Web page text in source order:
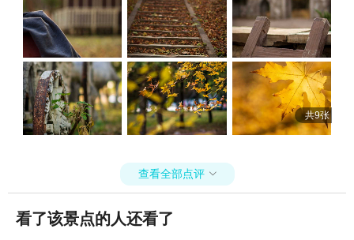
共9张
查看全部点评 
看了该景点的人还看了